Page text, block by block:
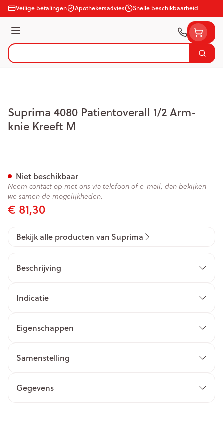
Ga naar de inhoud
Veilige betalingen Apothekersadvies Snelle beschikbaarheid
Menu
Product, merk, categorie...
Zoek
Suprima 4080 Patientoverall 1/2 Arm-
knie Kreeft M
€ 81,30
Niet beschikbaar
Neem contact op met ons via telefoon of e-mail, dan bekijken
we samen de mogelijkheden.
Bekijk alle producten van Suprima
Beschrijving
Indicatie
Eigenschappen
Samenstelling
Gegevens